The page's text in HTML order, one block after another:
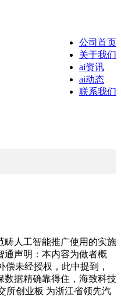
公司首页
关于我们
ai资讯
ai动态
联系我们
人工智能推广使用的实施
通声明：本内容为做者概
未经授权，此中提到，
数据精确靠得住，海致科技
所创业板 为浙江省领先汽